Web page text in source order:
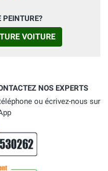
PEINTURE?
VOITURE
NOS EXPERTS
ou écrivez-nous sur